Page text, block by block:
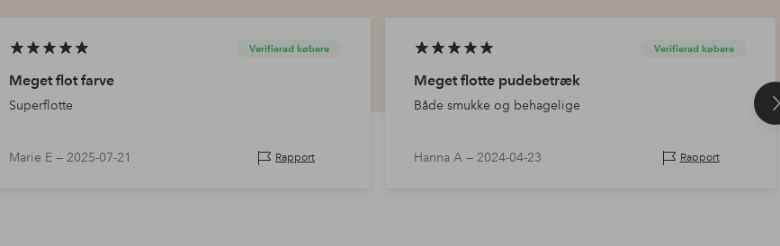
Verifierad købere
Meget flot farve
Superflotte
Marie E —2025-07-21 Rapport
Verifierad købere
Meget flotte pudebetræk
Både smukke og behagelige
Hanna A — 2024-04-23 Rapport